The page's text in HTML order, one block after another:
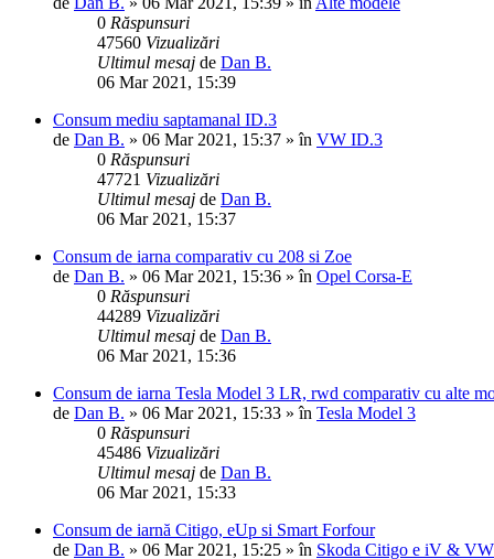
0 Răspunsuri
47560 Vizualizări
Ultimul mesaj de Dan B.
06 Mar 2021, 15:39
Consum mediu saptamanal ID.3
de Dan B. » 06 Mar 2021, 15:37 » în VW ID.3
0 Răspunsuri
47721 Vizualizări
Ultimul mesaj de Dan B.
06 Mar 2021, 15:37
Consum de iarna comparativ cu 208 si Zoe
de Dan B. » 06 Mar 2021, 15:36 » în Opel Corsa-E
0 Răspunsuri
44289 Vizualizări
Ultimul mesaj de Dan B.
06 Mar 2021, 15:36
Consum de iarna Tesla Model 3 LR, rwd comparativ cu alte
de Dan B. » 06 Mar 2021, 15:33 » în Tesla Model 3
0 Răspunsuri
45486 Vizualizări
Ultimul mesaj de Dan B.
06 Mar 2021, 15:33
Consum de iarnă Citigo, eUp si Smart Forfour
de Dan B. » 06 Mar 2021, 15:25 » în Skoda Citigo e iV &